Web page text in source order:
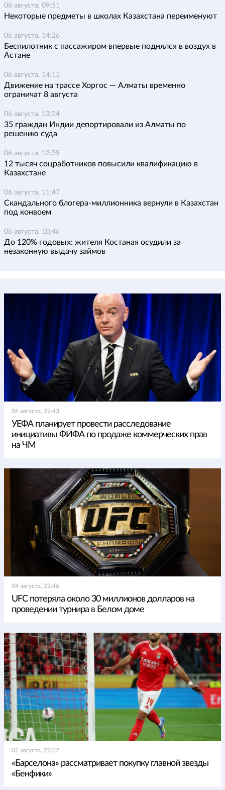
06 августа, 09:51
Некоторые предметы в школах Казахстана переименуют
06 августа, 14:26
Беспилотник с пассажиром впервые поднялся в воздух в
Астане
06 августа, 14:11
Движение на трассе Хоргос — Алматы временно
ограничат 8 августа
06 августа, 13:24
35 граждан Индии депортировали из Алматы по
решению суда
06 августа, 12:39
12 тысяч соцработников повысили квалификацию в
Казахстане
06 августа, 11:47
Скандального блогера-миллионника вернули в Казахстан
под конвоем
06 августа, 10:46
До 120% годовых: жителя Костаная осудили за
незаконную выдачу займов
06 августа, 22:43
УЕФА планирует провести расследование
инициативы ФИФА по продаже коммерческих прав
на ЧМ
04 августа, 22:46
UFC потеряла около 30 миллионов долларов на
проведении турнира в Белом доме
02 августа, 22:32
«Барселона» рассматривает покупку главной звезды
«Бенфики»